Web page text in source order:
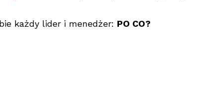
każdy lider i menedżer: PO CO?